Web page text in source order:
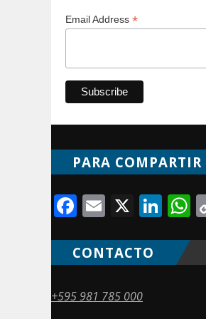
Email Address *
PARA COMPARTIR
Facebook
Email
X
CONTACTO
+595 981 785 000